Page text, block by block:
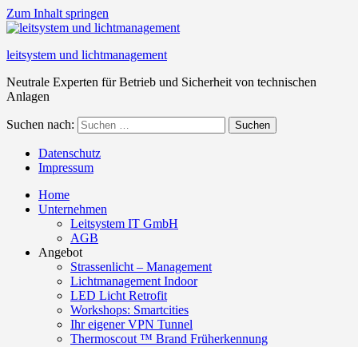
Zum Inhalt springen
leitsystem und lichtmanagement
Neutrale Experten für Betrieb und Sicherheit von technischen
Anlagen
Suchen nach: Suchen
Datenschutz
Impressum
Home
Unternehmen
Leitsystem IT GmbH
AGB
Angebot
Strassenlicht – Management
Lichtmanagement Indoor
LED Licht Retrofit
Workshops: Smartcities
Ihr eigener VPN Tunnel
Thermoscout ™ Brand Früherkennung